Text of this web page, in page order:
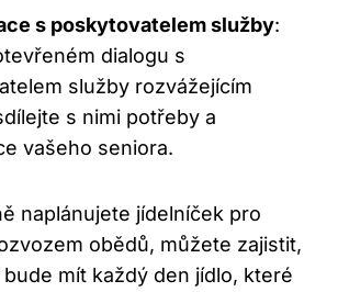
s poskytovatelem služby:
dialogu s
služby rozvážejícím
s nimi potřeby a
vašeho seniora.
naplánujete jídelníček pro
obědů, můžete zajistit,
mít každý den jídlo, které